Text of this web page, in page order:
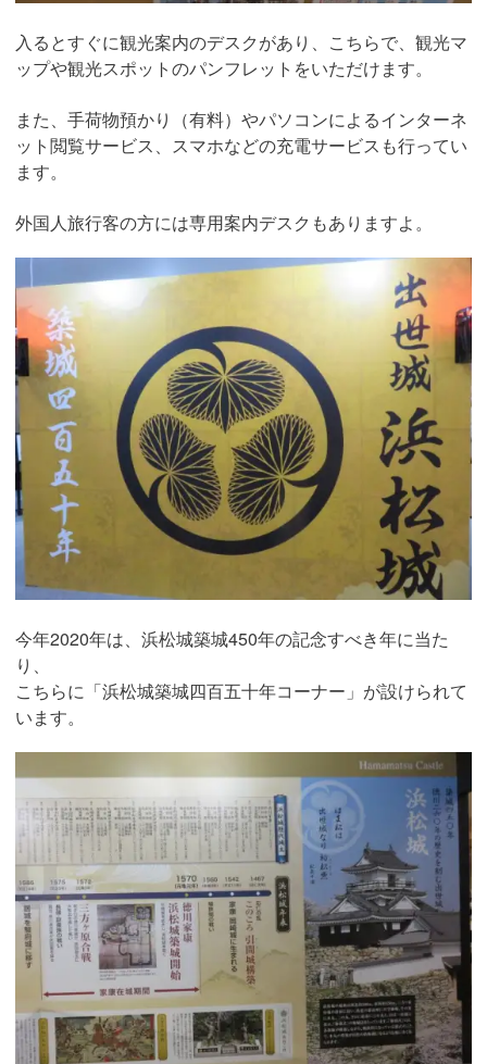
入るとすぐに観光案内のデスクがあり、こちらで、観光マ
ップや観光スポットのパンフレットをいただけます。
また、手荷物預かり（有料）やパソコンによるインターネ
ット閲覧サービス、スマホなどの充電サービスも行ってい
ます。
外国人旅行客の方には専用案内デスクもありますよ。
今年2020年は、浜松城築城450年の記念すべき年に当た
り、
こちらに「浜松城築城四百五十年コーナー」が設けられて
います。